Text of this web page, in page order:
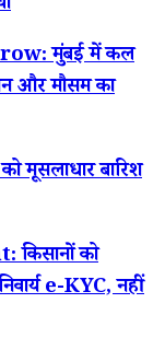
मुंबई में कल
और मौसम का
मूसलाधार बारिश
को
e-KYC, नहीं